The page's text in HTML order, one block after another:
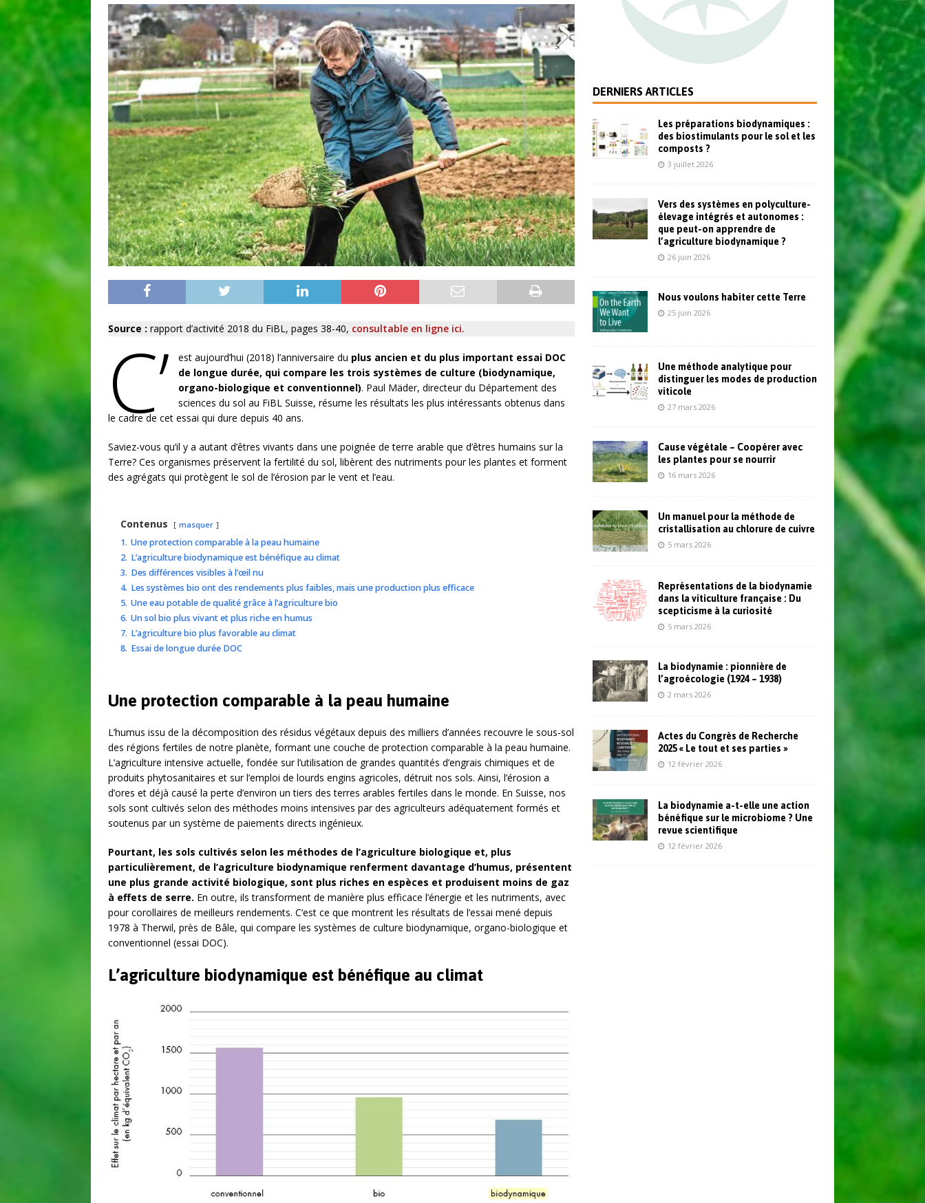
[ 25 juin 2026 ] Nous voulons habiter cette Terre
SCIENCES SOCIALES
[ 27 mars 2026 ] Une méthode analytique pour distinguer les modes de production viticole
QUALITÉ
[ 16 mars 2026 ] Cause végétale – Coopérer avec les plantes pour se nourrir
NEW
[ 11 octobre 2022 ] Synthèse des recherches scientifiques sur l’agriculture biodynamique
SYNTHÈSE
Source : rapport d’activité 2018 du FiBL, pages 38-40, consultable en ligne ici.
C’ est aujourd’hui (2018) l’anniversaire du plus ancien et du plus important essai DOC
de longue durée, qui compare les trois systèmes de culture (biodynamique,
organo-biologique et conventionnel). Paul Mäder, directeur du Département des
sciences du sol au FiBL Suisse, résume les résultats les plus intéressants obtenus dans
le cadre de cet essai qui dure depuis 40 ans.
Saviez-vous qu’il y a autant d’êtres vivants dans une poignée de terre arable que d’êtres humains sur la
Terre? Ces organismes préservent la fertilité du sol, libèrent des nutriments pour les plantes et forment
des agrégats qui protègent le sol de l’érosion par le vent et l’eau.
Contenus masquer
1. Une protection comparable à la peau humaine
2. L’agriculture biodynamique est bénéfique au climat
3. Des différences visibles à l’œil nu
4. Les systèmes bio ont des rendements plus faibles, mais une production plus efficace
5. Une eau potable de qualité grâce à l’agriculture bio
6. Un sol bio plus vivant et plus riche en humus
7. L’agriculture bio plus favorable au climat
8. Essai de longue durée DOC
Une protection comparable à la peau humaine
L’humus issu de la décomposition des résidus végétaux depuis des milliers d’années recouvre le sous-sol
des régions fertiles de notre planète, formant une couche de protection comparable à la peau humaine.
L’agriculture intensive actuelle, fondée sur l’utilisation de grandes quantités d’engrais chimiques et de
produits phytosanitaires et sur l’emploi de lourds engins agricoles, détruit nos sols. Ainsi, l’érosion a
d’ores et déjà causé la perte d’environ un tiers des terres arables fertiles dans le monde. En Suisse, nos
sols sont cultivés selon des méthodes moins intensives par des agriculteurs adéquatement formés et
soutenus par un système de paiements directs ingénieux.
Pourtant, les sols cultivés selon les méthodes de l’agriculture biologique et, plus
particulièrement, de l’agriculture biodynamique renferment davantage d’humus, présentent
une plus grande activité biologique, sont plus riches en espèces et produisent moins de gaz
à effets de serre. En outre, ils transforment de manière plus efficace l’énergie et les nutriments, avec
pour corollaires de meilleurs rendements. C’est ce que montrent les résultats de l’essai mené depuis
1978 à Therwil, près de Bâle, qui compare les systèmes de culture biodynamique, organo-biologique et
conventionnel (essai DOC).
L’agriculture biodynamique est bénéfique au climat
DERNIERS ARTICLES
Les préparations biodynamiques :
des biostimulants pour le sol et les
composts ?
3 juillet 2026
Vers des systèmes en polyculture-
élevage intégrés et autonomes :
que peut-on apprendre de
l’agriculture biodynamique ?
26 juin 2026
Nous voulons habiter cette Terre
25 juin 2026
Une méthode analytique pour
distinguer les modes de production
viticole
27 mars 2026
Cause végétale – Coopérer avec
les plantes pour se nourrir
16 mars 2026
Un manuel pour la méthode de
cristallisation au chlorure de cuivre
5 mars 2026
Représentations de la biodynamie
dans la viticulture française : Du
scepticisme à la curiosité
5 mars 2026
La biodynamie : pionnière de
l’agroécologie (1924 – 1938)
2 mars 2026
Actes du Congrès de Recherche
2025 « Le tout et ses parties »
12 février 2026
La biodynamie a-t-elle une action
bénéfique sur le microbiome ? Une
revue scientifique
12 février 2026